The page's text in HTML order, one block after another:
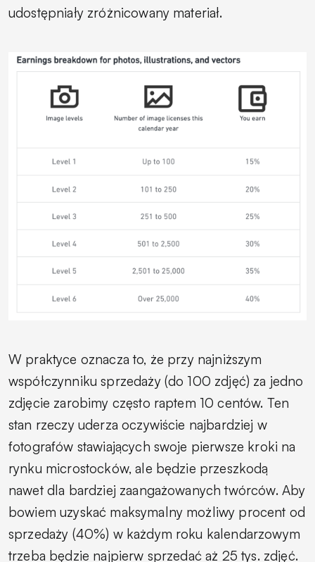
udostępniały zróżnicowany materiał.
W praktyce oznacza to, że przy najniższym
współczynniku sprzedaży (do 100 zdjęć) za jedno
zdjęcie zarobimy często raptem 10 centów. Ten
stan rzeczy uderza oczywiście najbardziej w
fotografów stawiających swoje pierwsze kroki na
rynku microstocków, ale będzie przeszkodą
nawet dla bardziej zaangażowanych twórców. Aby
bowiem uzyskać maksymalny możliwy procent od
sprzedaży (40%) w każdym roku kalendarzowym
trzeba będzie najpierw sprzedać aż 25 tys. zdjęć.